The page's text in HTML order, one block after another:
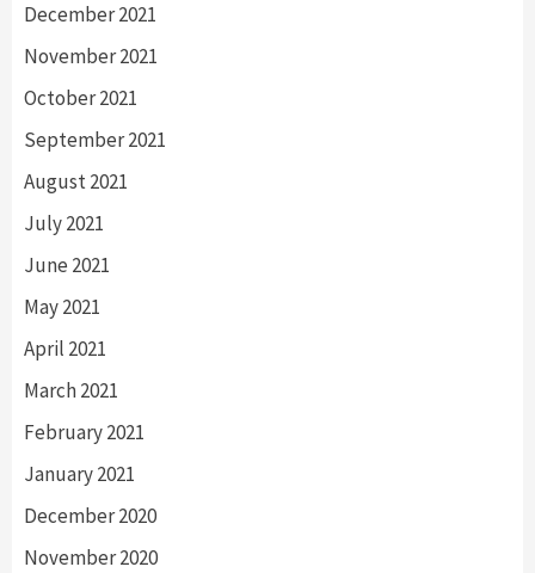
December 2021
November 2021
October 2021
September 2021
August 2021
July 2021
June 2021
May 2021
April 2021
March 2021
February 2021
January 2021
December 2020
November 2020